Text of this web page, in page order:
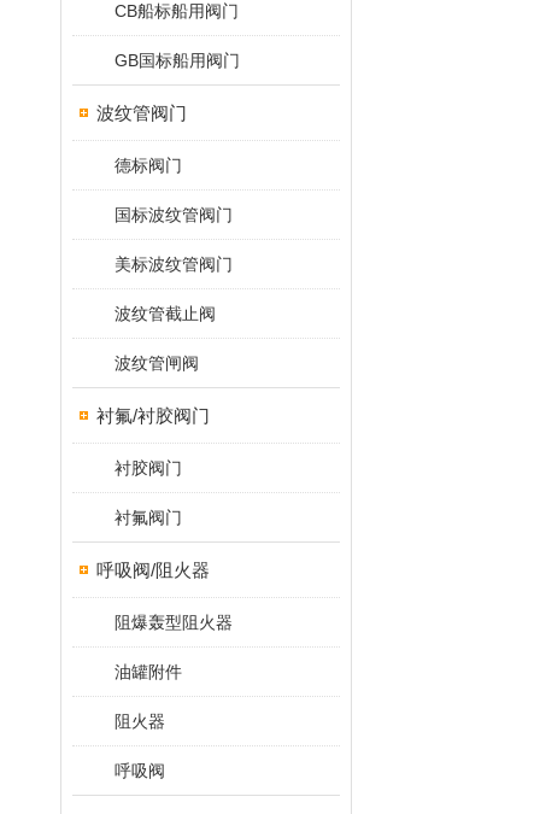
CB船标船用阀门
GB国标船用阀门
波纹管阀门
德标阀门
国标波纹管阀门
美标波纹管阀门
波纹管截止阀
波纹管闸阀
衬氟/衬胶阀门
衬胶阀门
衬氟阀门
呼吸阀/阻火器
阻爆轰型阻火器
油罐附件
阻火器
呼吸阀